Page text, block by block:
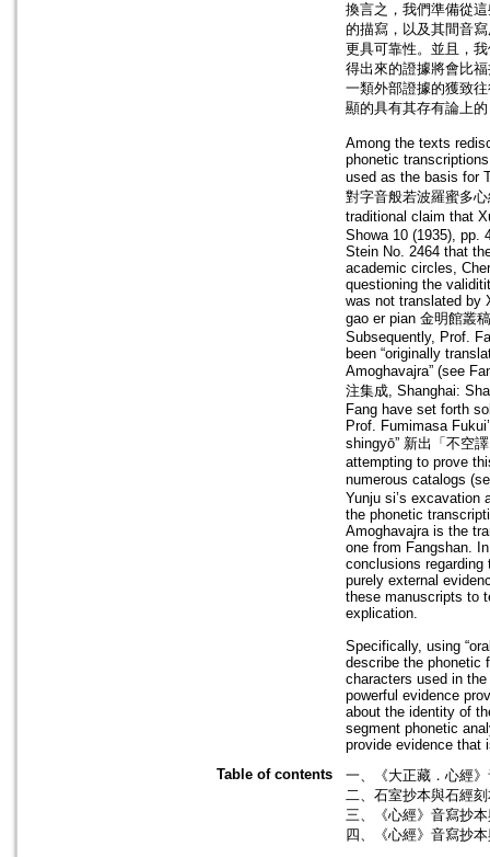
換言之，我們準備從
的描寫，以及其間音
更具可靠性。並且，
得出來的證據將會比
一類外部證據的獲致
顯的具有其存有論上
Among the texts
phonetic
used as the basis for
對字音般若波羅蜜多
traditional claim that
Showa 10 (1935), pp.
Stein No. 2464 that
academic circles,
questioning the
was not translated by
gao er pian 金明館叢
Subsequently, Prof.
been “originally
Amoghavajra” (see
注集成, Shanghai:
Fang have set forth
Prof. Fumimasa
shingyō” 新出「不空
attempting to prove
numerous catalogs
Yunju si’s excavation
the phonetic
Amoghavajra is the
one from Fangshan.
conclusions
purely external
these manuscripts to
explication.
Specifically, using
describe the phonetic
characters used in
powerful evidence
about the identity of
segment phonetic
provide evidence that
Table of contents
一、《大正藏．心經
二、石室抄本與石經
三、《心經》音寫抄
四、《心經》音寫抄